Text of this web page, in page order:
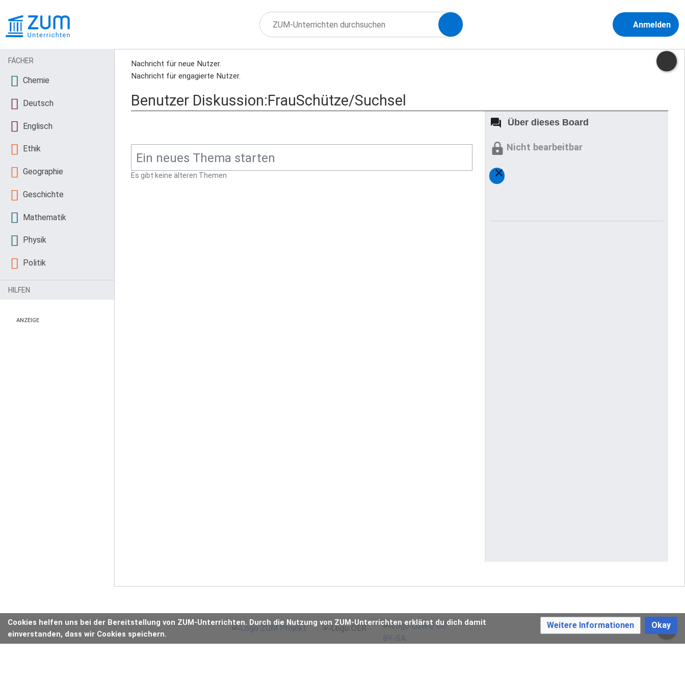
Anmelden
Nachricht für neue Nutzer.
Nachricht für engagierte Nutzer.
Benutzer Diskussion:FrauSchütze/Suchsel
Über dieses Board
Nicht bearbeitbar
Es gibt keine älteren Themen
Cookies helfen uns bei der Bereitstellung von ZUM-Unterrichten. Durch die Nutzung von ZUM-Unterrichten erklärst du dich damit
einverstanden, dass wir Cookies speichern.
Weitere Informationen Okay
FÄCHER
Chemie
Deutsch
Englisch
Ethik
Geographie
Geschichte
Mathematik
Physik
Politik
HILFEN
ANZEIGE